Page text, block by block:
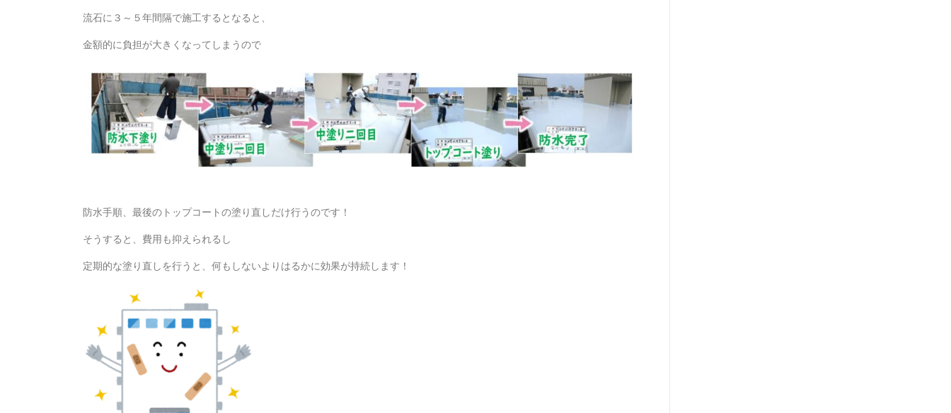
流石に３～５年間隔で施工するとなると、
金額的に負担が大きくなってしまうので
防水手順、最後のトップコートの塗り直しだけ行うのです！
そうすると、費用も抑えられるし
定期的な塗り直しを行うと、何もしないよりはるかに効果が持続します！